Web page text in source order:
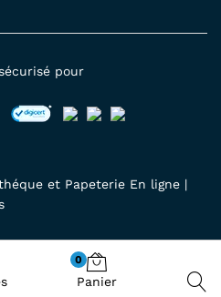
et Papeterie En ligne |
pour
0
Panier